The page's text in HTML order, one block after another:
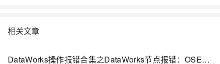
相关文章
DataWorks操作报错合集之DataWorks节点报错：OSError: [Errno 7] Argument list too long，该怎么处理